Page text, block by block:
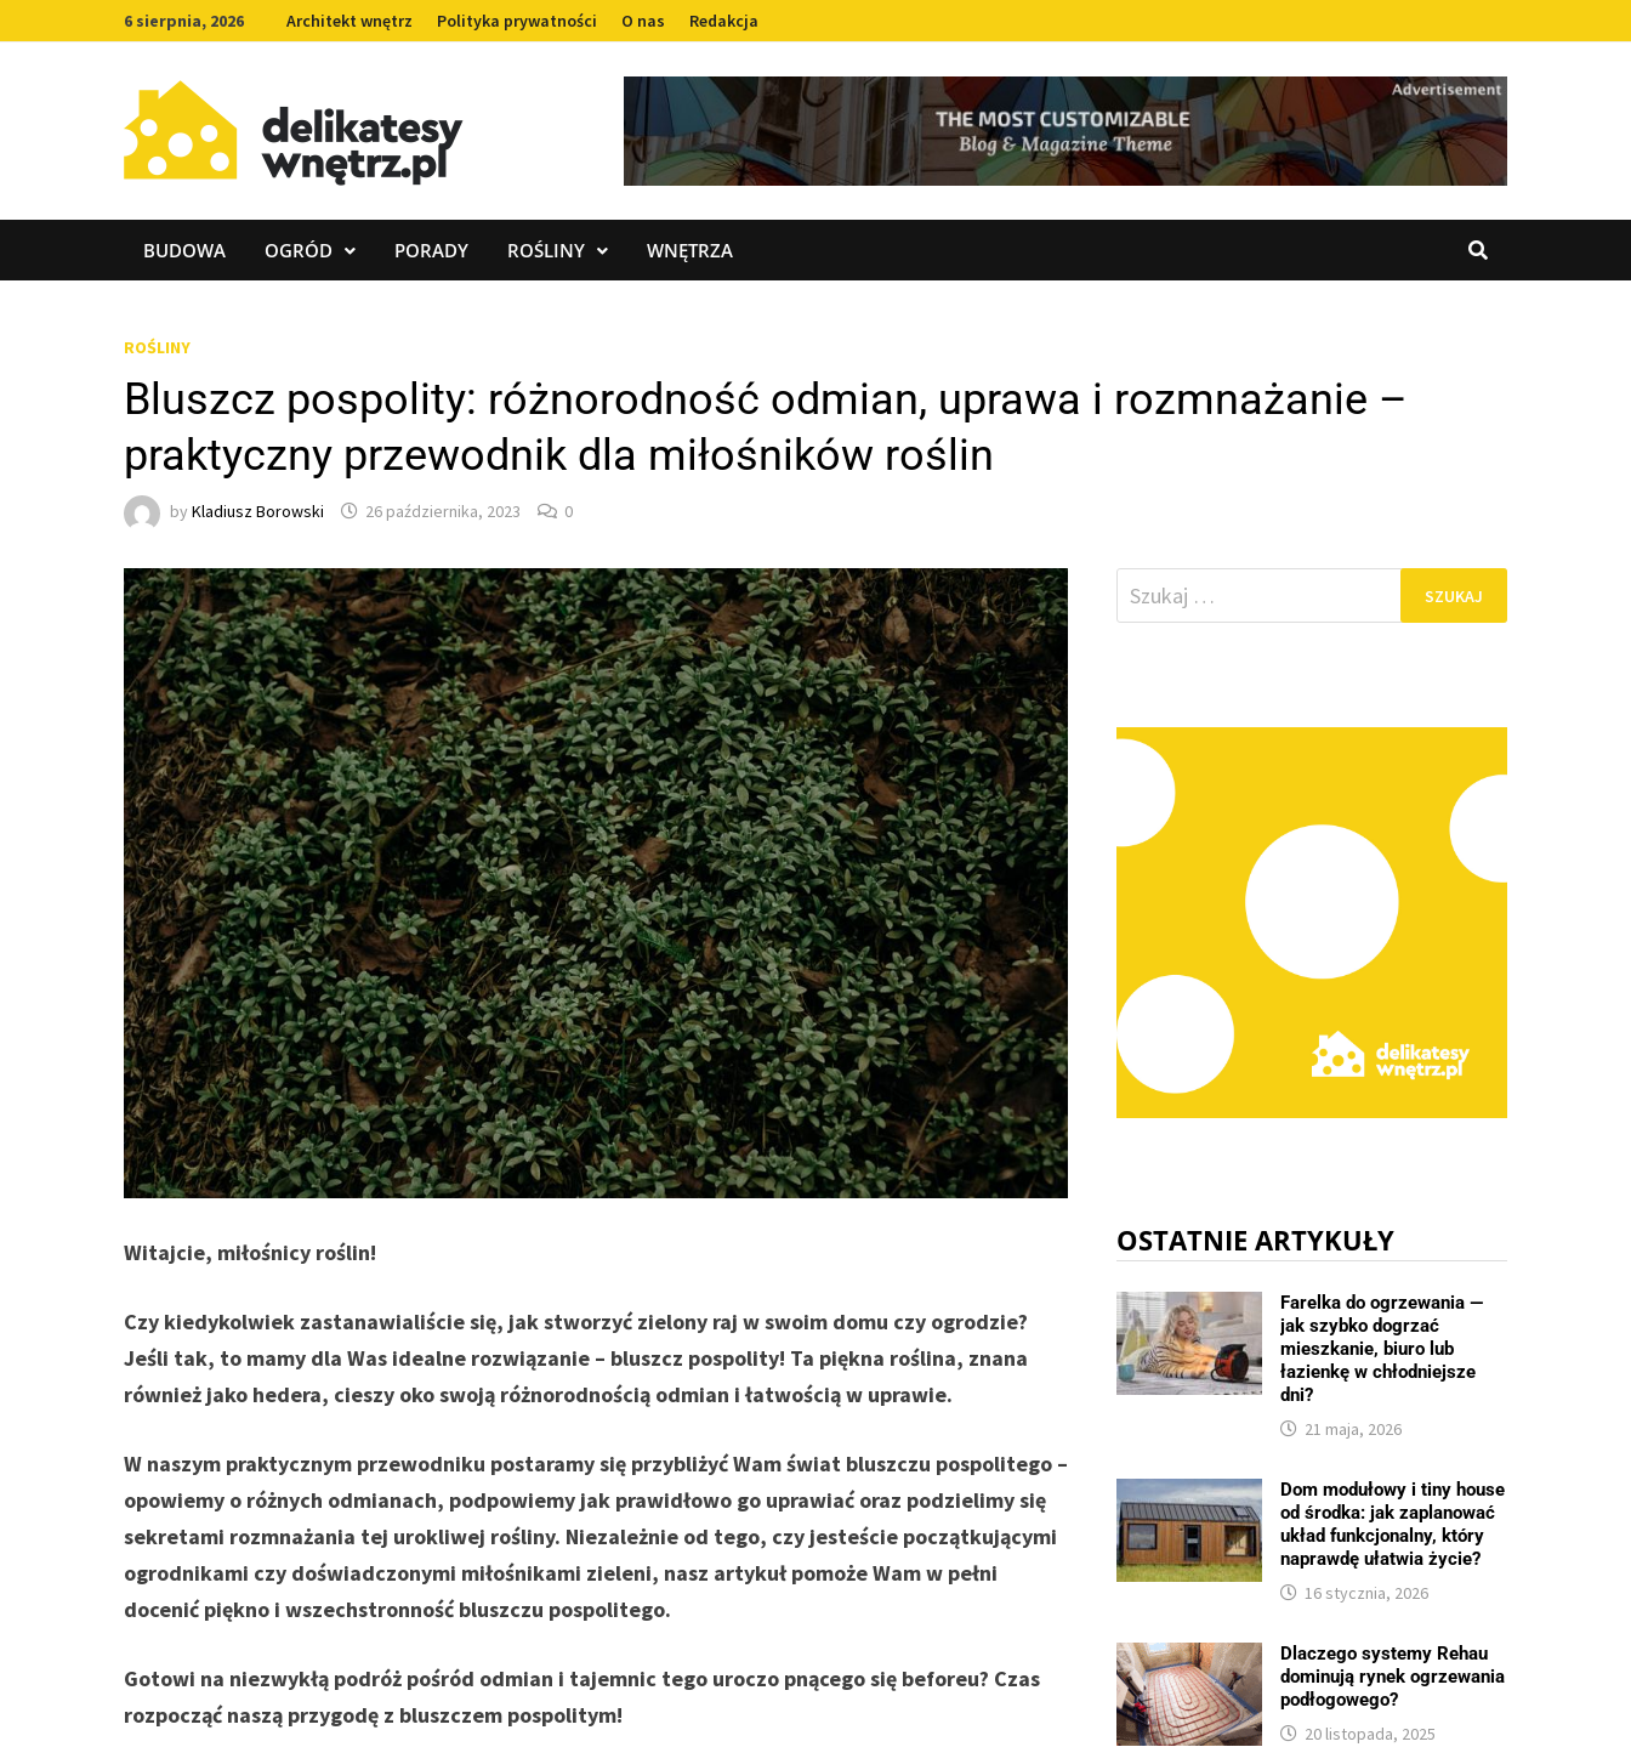
to
6 sierpnia, 2026 Architekt wnętrz Polityka prywatności O nas Redakcja
BUDOWA OGRÓD PORADY ROŚLINY WNĘTRZA
ROŚLINY
Bluszcz pospolity: różnorodność odmian, uprawa i rozmnażanie –
praktyczny przewodnik dla miłośników roślin
by Kladiusz Borowski 26 października, 2023 0
Witajcie, miłośnicy roślin!
Czy kiedykolwiek zastanawialiście się, jak stworzyć zielony raj w swoim domu czy ogrodzie?
Jeśli tak, to mamy dla Was idealne rozwiązanie – bluszcz pospolity! Ta piękna roślina, znana
również jako hedera, cieszy oko swoją różnorodnością odmian i łatwością w uprawie.
W naszym praktycznym przewodniku postaramy się przybliżyć Wam świat bluszczu pospolitego –
opowiemy o różnych odmianach, podpowiemy jak prawidłowo go uprawiać oraz podzielimy się
sekretami rozmnażania tej urokliwej rośliny. Niezależnie od tego, czy jesteście początkującymi
ogrodnikami czy doświadczonymi miłośnikami zieleni, nasz artykuł pomoże Wam w pełni
docenić piękno i wszechstronność bluszczu pospolitego.
Gotowi na niezwykłą podróż pośród odmian i tajemnic tego uroczo pnącego się beforeu? Czas
rozpocząć naszą przygodę z bluszczem pospolitym!
Szukaj:
OSTATNIE ARTYKUŁY
Farelka do ogrzewania —
jak szybko dogrzać
mieszkanie, biuro lub
łazienkę w chłodniejsze
dni?
21 maja, 2026
Dom modułowy i tiny house
od środka: jak zaplanować
układ funkcjonalny, który
naprawdę ułatwia życie?
16 stycznia, 2026
Dlaczego systemy Rehau
dominują rynek ogrzewania
podłogowego?
20 listopada, 2025